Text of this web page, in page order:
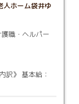
人ホーム袋井ゆ
職・ヘルパー
訳》 基本給：